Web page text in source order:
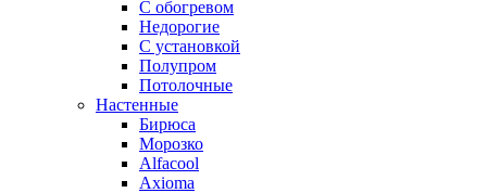
С обогревом
Недорогие
С установкой
Полупром
Потолочные
Настенные
Бирюса
Морозко
Alfacool
Axioma